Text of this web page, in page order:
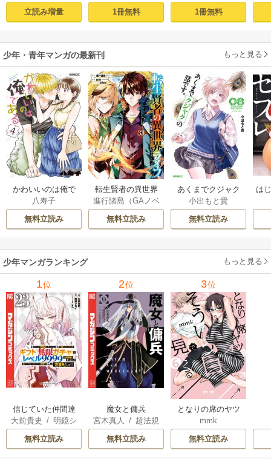
立読み増量
た俺が、100の異世
界で2周目無双【電
仁森島司
1冊無料
ど、私は今日も元
気に暮らしていま
本】 1
1冊無料
少年・青年マンガの最新刊 もっと見る
かわいいのは俺で
ある 4巻
八寿子
無料立読み
転生賢者の異世界
ライフ～第二の職
業を得て、世界最
強になりました～ 3
進行諸島（GAノベ
ル／SBクリエイテ
ィブ刊）/彭傑（Fr
花風花
無料立読み
あくまでクジャク
の話です。 8巻
小出もと貴
無料立読み
は
少年マンガランキング もっと見る
1位
信じていた仲間達
にダンジョン奥地
で殺されかけたが
ギフト『無限ガチ
大前貴史 / 明鏡シ
スイ
/tef
無料立読み
2位
魔女と傭兵
宮木真人
/ 超法規
的かえる /
んち
無料立読み
3位
となりの席のヤツ
がそういう目で見
てくる
mmk
無料立読み